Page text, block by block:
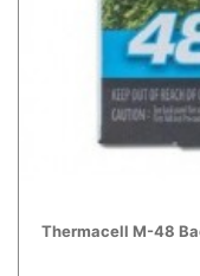
Thermacell M-48